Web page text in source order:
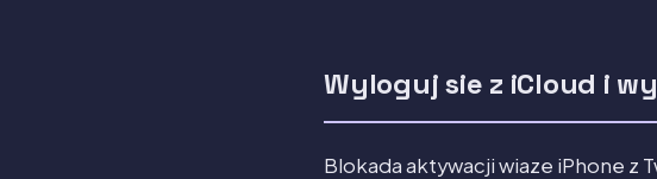
Wyloguj sie z iCloud i
Blokada aktywacji wiaze iPhone z